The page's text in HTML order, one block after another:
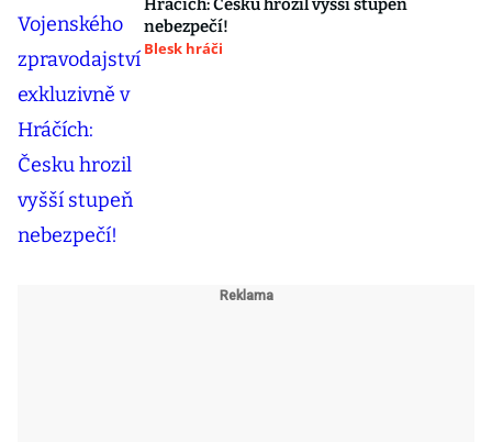
Hráčích: Česku hrozil vyšší stupeň
nebezpečí!
Blesk hráči